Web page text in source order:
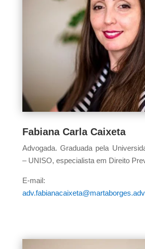
Fabiana Carla Caixeta
Advogada. Graduada pela
– UNISO, especialista em Direito
E-mail: